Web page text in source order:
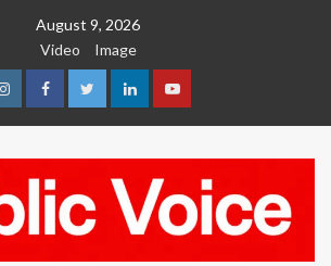
August 9, 2026
Video
Image
InstagramFacebookTwitterLinkedinYoutube